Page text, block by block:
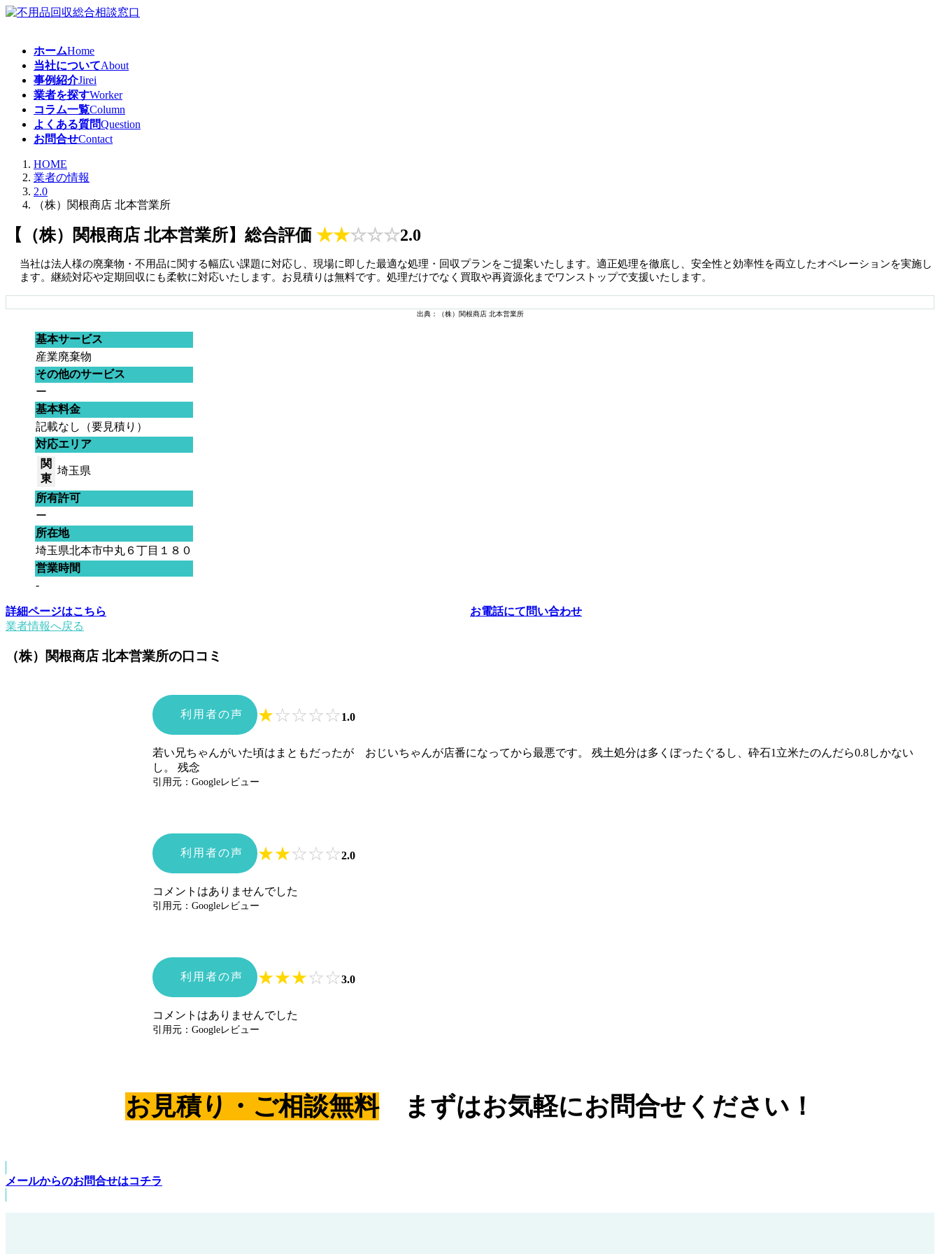
コ
ナ
ホームHome
当社についてAbout
事例紹介Jirei
業者を探すWorker
コラム一覧Column
よくある質問Question
お問合せContact
HOME
業者の情報
2.0
（株）関根商店 北本営業所
【（株）関根商店 北本営業所】総合評価 ★★☆☆☆2.0
当社は法人様の廃棄物・不用品に関する幅広い課題に対応し、現場に即した最適な処理・回収プランをご提案いたします。適正処理を徹底し、安全性と効率性を両立したオペレーションを実施し
ます。継続対応や定期回収にも柔軟に対応いたします。お見積りは無料です。処理だけでなく買取や再資源化までワンストップで支援いたします。
出典：（株）関根商店 北本営業所
基本サービス
産業廃棄物
その他のサービス
ー
基本料金
記載なし（要見積り）
対応エリア
関
東
埼玉県
所有許可
ー
所在地
埼玉県北本市中丸６丁目１８０
営業時間
-
詳細ページはこちら
お電話にて問い合わせ
業者情報へ戻る
（株）関根商店 北本営業所の口コミ
利用者の声 ★☆☆☆☆1.0
若い兄ちゃんがいた頃はまともだったが おじいちゃんが店番になってから最悪です。 残土処分は多くぼったぐるし、砕石1立米たのんだら0.8しかない
し。 残念
引用元：Googleレビュー
利用者の声 ★★☆☆☆2.0
コメントはありませんでした
引用元：Googleレビュー
利用者の声 ★★★☆☆3.0
コメントはありませんでした
引用元：Googleレビュー
お見積り・ご相談無料まずはお気軽にお問合せください！
メールからのお問合せはコチラ